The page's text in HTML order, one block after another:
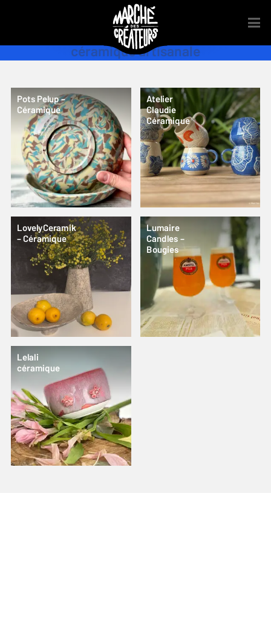
céramique artisanale
Pots Pelup –
Céramique
Atelier
Claudie
Céramique
LovelyCeramik
– Céramique
Lumaire
Candles –
Bougies
Lelali
céramique